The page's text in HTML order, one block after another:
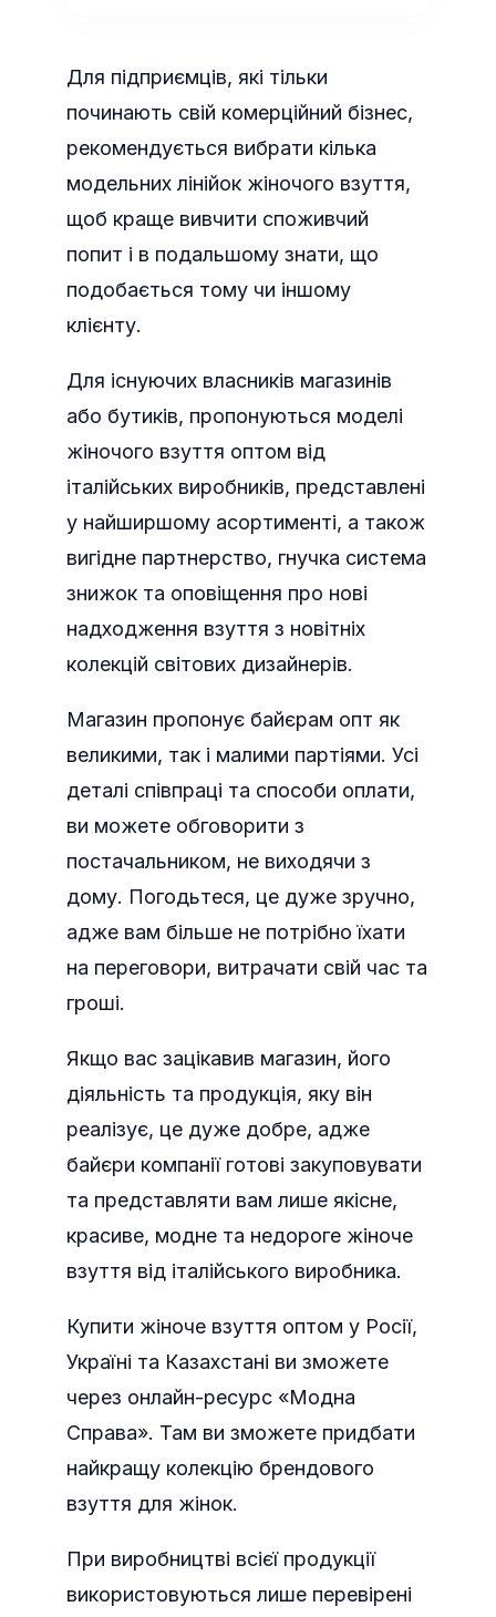
Для підприємців, які тільки
починають свій комерційний бізнес,
рекомендується вибрати кілька
модельних лінійок жіночого взуття,
щоб краще вивчити споживчий
попит і в подальшому знати, що
подобається тому чи іншому
клієнту.
Для існуючих власників магазинів
або бутиків, пропонуються моделі
жіночого взуття оптом від
італійських виробників, представлені
у найширшому асортименті, а також
вигідне партнерство, гнучка система
знижок та оповіщення про нові
надходження взуття з новітніх
колекцій світових дизайнерів.
Магазин пропонує байєрам опт як
великими, так і малими партіями. Усі
деталі співпраці та способи оплати,
ви можете обговорити з
постачальником, не виходячи з
дому. Погодьтеся, це дуже зручно,
адже вам більше не потрібно їхати
на переговори, витрачати свій час та
гроші.
Якщо вас зацікавив магазин, його
діяльність та продукція, яку він
реалізує, це дуже добре, адже
байєри компанії готові закуповувати
та представляти вам лише якісне,
красиве, модне та недороге жіноче
взуття від італійського виробника.
Купити жіноче взуття оптом у Росії,
Україні та Казахстані ви зможете
через онлайн-ресурс «Модна
Справа». Там ви зможете придбати
найкращу колекцію брендового
взуття для жінок.
При виробництві всієї продукції
використовуються лише перевірені